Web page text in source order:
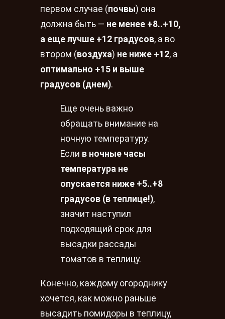
первом случае (почвы) она
должна быть — не менее +8..+10,
а еще лучше +12 градусов, а во
втором (воздуха) не ниже +12, а
оптимально +15 и выше
градусов (днем).
Еще очень важно
обращать внимание на
ночную температуру.
Если в ночные часы
температура не
опускается ниже +5..+8
градусов (в теплице!),
значит наступил
подходящий срок для
высадки рассады
томатов в теплицу.
Конечно, каждому огороднику
хочется, как можно раньше
высадить помидоры в теплицу,